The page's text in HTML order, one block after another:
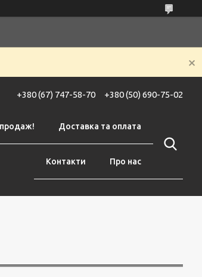
+380 (67) 747-58-70 +380 (50) 690-75-02
Доставка та оплата
Контакти Про нас